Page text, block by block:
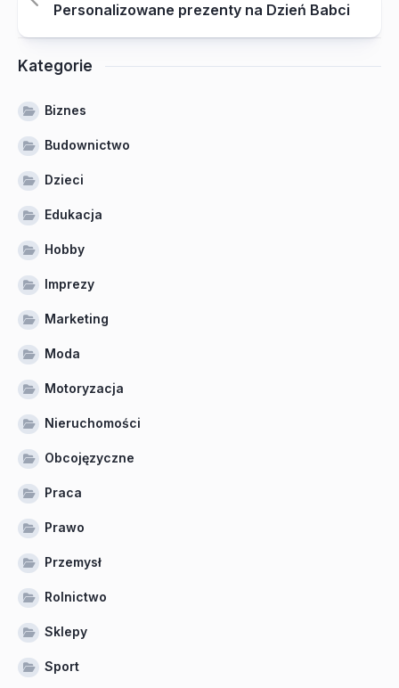
Personalizowane prezenty na Dzień Babci
Kategorie
Biznes
Budownictwo
Dzieci
Edukacja
Hobby
Imprezy
Marketing
Moda
Motoryzacja
Nieruchomości
Obcojęzyczne
Praca
Prawo
Przemysł
Rolnictwo
Sklepy
Sport